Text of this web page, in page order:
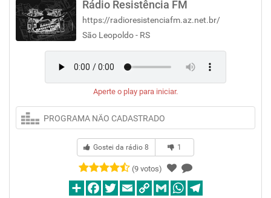
Rádio Resistência FM
https://radioresistenciafm.az.net.br/
São Leopoldo - RS
Aperte o play para iniciar.
PROGRAMA NÃO CADASTRADO
Gostei da rádio 8 1
(9 votos)